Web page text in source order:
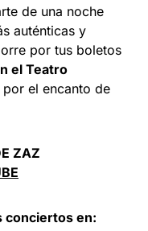
de una noche
auténticas y
por tus boletos
el Teatro
el encanto de
ZAZ
conciertos en: